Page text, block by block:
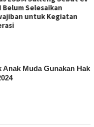
Belum Selesaikan
untuk Kegiatan
Anak Muda Gunakan Hak